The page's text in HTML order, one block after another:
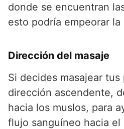
donde se encuentran
esto podría empeorar la
Dirección del masaje
Si decides masajear
dirección ascendente,
hacia los muslos, para
flujo sanguíneo hacia el